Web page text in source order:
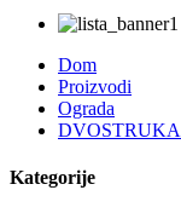
Dom
Proizvodi
Ograda
Kategorije